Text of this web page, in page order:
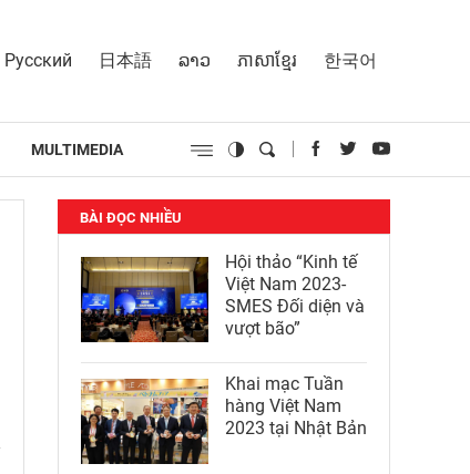
Русский 日本語 ລາວ ភាសាខ្មែរ 한국어
MULTIMEDIA
BÀI ĐỌC NHIỀU
Hội thảo “Kinh tế
Việt Nam 2023-
SMES Đối diện và
vượt bão”
Khai mạc Tuần
hàng Việt Nam
2023 tại Nhật Bản